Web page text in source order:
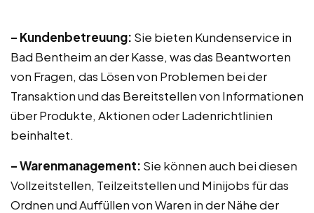
– Kundenbetreuung: Sie bieten Kundenservice in
Bad Bentheim an der Kasse, was das Beantworten
von Fragen, das Lösen von Problemen bei der
Transaktion und das Bereitstellen von Informationen
über Produkte, Aktionen oder Ladenrichtlinien
beinhaltet.
– Warenmanagement: Sie können auch bei diesen
Vollzeitstellen, Teilzeitstellen und Minijobs für das
Ordnen und Auffüllen von Waren in der Nähe der